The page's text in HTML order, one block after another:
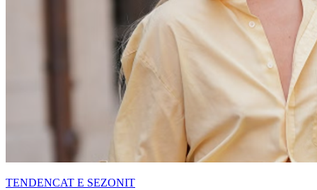
TENDENCAT E SEZONIT